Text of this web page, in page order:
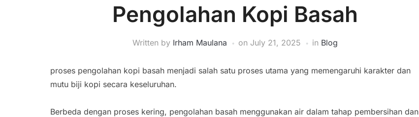
Pengolahan Kopi Basah
Written by Irham Maulana on July 21, 2025 in Blog
proses pengolahan kopi basah menjadi salah satu proses utama yang memengaruhi karakter dan
mutu biji kopi secara keseluruhan.
Berbeda dengan proses kering, pengolahan basah menggunakan air dalam tahap pembersihan dan